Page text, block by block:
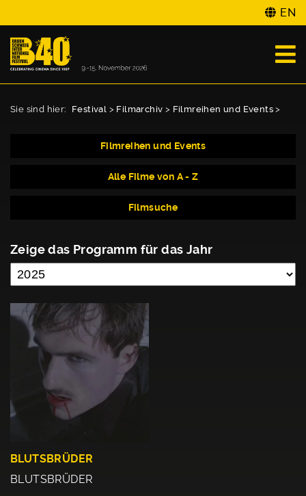
EN
Sie sind hier: Festival > Filmarchiv > Filmreihen und Events >
Filmreihen und Events
Alle Filme von A - Z
Filmsuche
Zeige das Programm für das Jahr
BLUTSBRÜDER
BLUTSBRÜDER